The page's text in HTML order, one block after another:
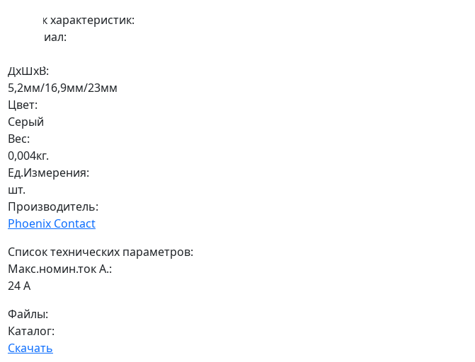
Список характеристик:
Материал:
ДxШxВ:
5,2мм/16,9мм/23мм
Цвет:
Серый
Вес:
0,004кг.
Ед.Измерения:
шт.
Производитель:
Phoenix Contact
Список технических параметров:
Макс.номин.ток А.:
24 А
Файлы:
Каталог:
Скачать